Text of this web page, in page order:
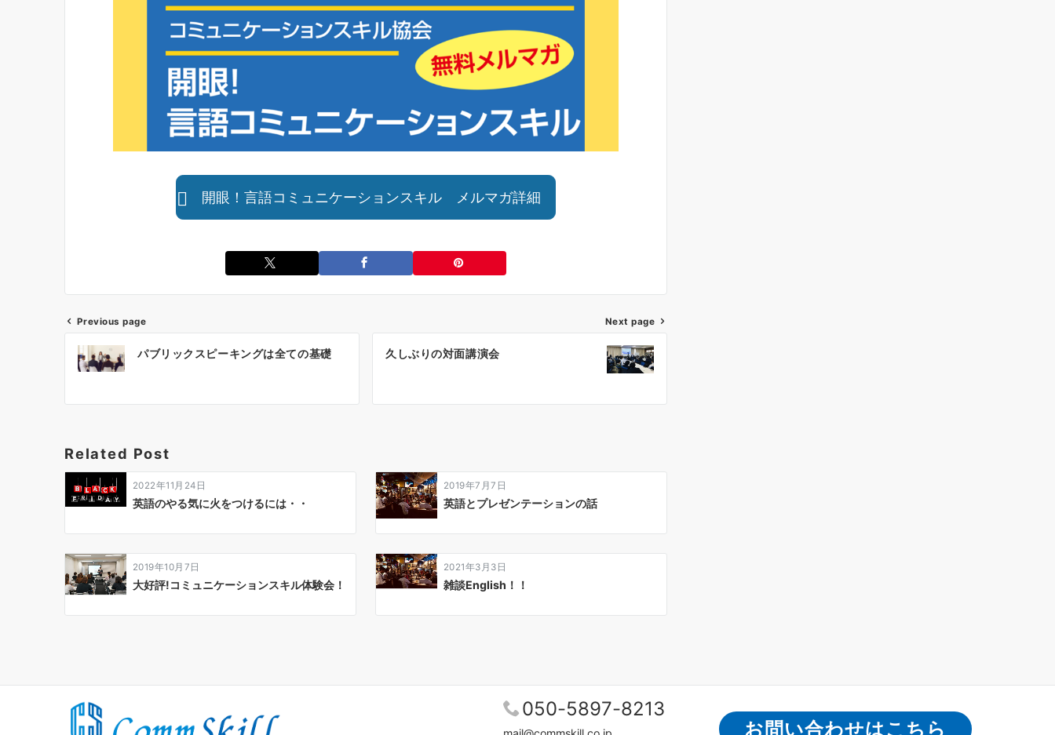
開眼！言語コミュニケーションスキル メルマガ詳細
ビ
シ
ン
Previous page
パブリックスピーキングは全ての基礎
Next page
久しぶりの対面講演会
Related Post
2022年11月24日
英語のやる気に火をつけるには・・
2019年7月7日
英語とプレゼンテーションの話
2019年10月7日
大好評!コミュニケーションスキル体験会！
2021年3月3日
雑談English！！
050-5897-8213
お問い合わせはこちら